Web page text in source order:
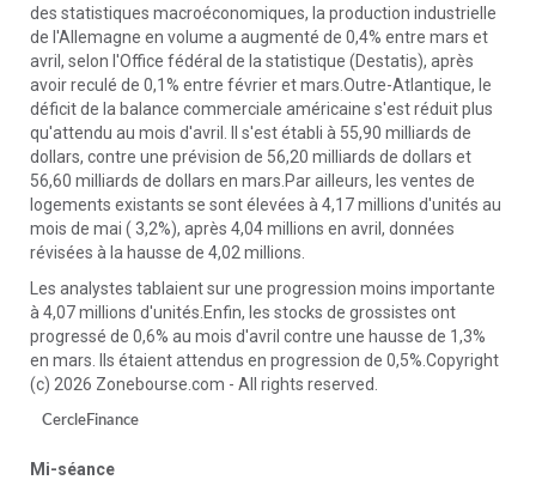
des statistiques macroéconomiques, la production industrielle
de l'Allemagne en volume a augmenté de 0,4% entre mars et
avril, selon l'Office fédéral de la statistique (Destatis), après
avoir reculé de 0,1% entre février et mars.Outre-Atlantique, le
déficit de la balance commerciale américaine s'est réduit plus
qu'attendu au mois d'avril. Il s'est établi à 55,90 milliards de
dollars, contre une prévision de 56,20 milliards de dollars et
56,60 milliards de dollars en mars.Par ailleurs, les ventes de
logements existants se sont élevées à 4,17 millions d'unités au
mois de mai ( 3,2%), après 4,04 millions en avril, données
révisées à la hausse de 4,02 millions.
Les analystes tablaient sur une progression moins importante
à 4,07 millions d'unités.Enfin, les stocks de grossistes ont
progressé de 0,6% au mois d'avril contre une hausse de 1,3%
en mars. Ils étaient attendus en progression de 0,5%.Copyright
(c) 2026 Zonebourse.com - All rights reserved.
CercleFinance
Mi-séance